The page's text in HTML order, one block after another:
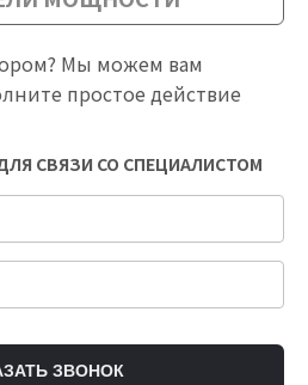
Мы можем вам
простое действие
СВЯЗИ СО СПЕЦИАЛИСТОМ
ЗВОНОК